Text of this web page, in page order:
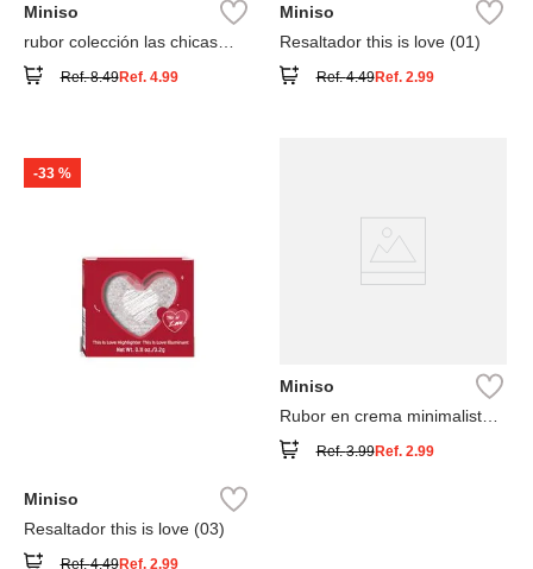
Miniso
rubor colección las chicas
Ref.8.49Ref. 4.99
Miniso
Resaltador this is love (01)
Ref.4.49Ref. 2.99
-33 %
Miniso
Resaltador this is love (03)
Ref.4.49Ref. 2.99
Miniso
Rubor en crema minimalist
Ref.3.99Ref. 2.99